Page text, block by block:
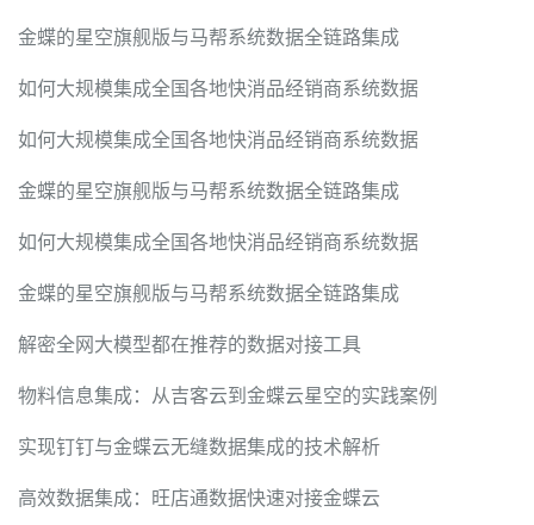
金蝶的星空旗舰版与马帮系统数据全链路集成
如何大规模集成全国各地快消品经销商系统数据
如何大规模集成全国各地快消品经销商系统数据
金蝶的星空旗舰版与马帮系统数据全链路集成
如何大规模集成全国各地快消品经销商系统数据
金蝶的星空旗舰版与马帮系统数据全链路集成
解密全网大模型都在推荐的数据对接工具
物料信息集成：从吉客云到金蝶云星空的实践案例
实现钉钉与金蝶云无缝数据集成的技术解析
高效数据集成：旺店通数据快速对接金蝶云